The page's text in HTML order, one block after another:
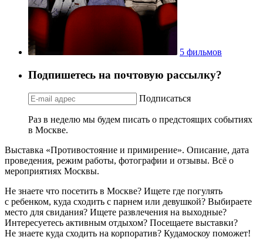
5 фильмов
Подпишетесь на почтовую рассылку?
Подписаться
Раз в неделю мы будем писать о предстоящих событиях
в Москве.
Выставка «Противостояние и примирение». Описание, дата
проведения, режим работы, фотографии и отзывы. Всё о
мероприятиях Москвы.
Не знаете что посетить в Москве? Ищете где погулять
с ребенком, куда сходить с парнем или девушкой? Выбираете
место для свидания? Ищете развлечения на выходные?
Интересуетесь активным отдыхом? Посещаете выставки?
Не знаете куда сходить на корпоратив? Кудамоскоу поможет!